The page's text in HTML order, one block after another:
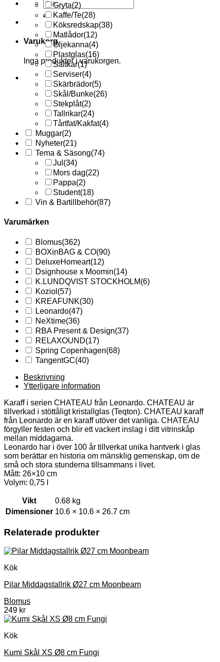
Sök
efter:
Varukorg
Inga produkter i varukorgen.
Gryta(2)
Kaffe/Te(28)
Köksredskap(38)
Matlådor(12)
Oljekanna(4)
Plastglas(16)
Saltkar(1)
Serviser(4)
Skärbrädor(5)
Skål/Bunke(26)
Stekplåt(2)
Tallrikar(24)
Tårtfat/Kakfat(4)
Muggar(2)
Nyheter(21)
Tema & Säsong(74)
Jul (34)
Mors dag(22)
Pappa(2)
Student(18)
Vin & Bartillbehör(87)
Varumärken
Blomus(362)
BOXinBAG & CO(90)
DeluxeHomeart(12)
Dsignhouse x Moomin(14)
K.LUNDQVIST STOCKHOLM(6)
Koziol (57)
KREAFUNK(30)
Leonardo(47)
NeXtime(36)
RBA Present & Design(37)
RELAXOUND(17)
Spring Copenhagen(68)
TangentGC(40)
Beskrivning
Ytterligare information
Karaff i serien CHATEAU från Leonardo. CHATEAU är
tillverkad i stöttåligt kristallglas (Teqton). CHATEAU karaff
från Leonardo är en karaff utöver det vanliga. CHATEAU
förgyller festen och blir ett vackert inslag i ditt vitrinskåp
mellan middagarna.
Leonardo har i över 100 år tillverkat unika hantverk i glas
som berättar en historia om mänsklig gemenskap, om de
små och stora stunderna tillsammans i livet.
Mått: 26×10 cm
Volym: 0,75 l
Vikt
0.68 kg
Dimensioner 10.6 × 10.6 × 26.7 cm
Relaterade produkter
Kök
Pilar Middagstallrik Ø27 cm Moonbeam
Blomus
249 kr
Kök
Kumi Skål XS Ø8 cm Fungi